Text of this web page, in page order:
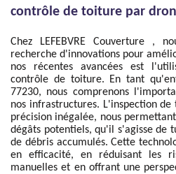
contrôle de toiture par
Chez LEFEBVRE Couverture ,
recherche d'innovations pour
nos récentes avancées est
contrôle de toiture. En tant
77230, nous comprenons
nos infrastructures. L'inspection
précision inégalée, nous
dégâts potentiels, qu'il s'agisse de
de débris accumulés. Cette
en efficacité, en réduisant les
manuelles et en offrant une